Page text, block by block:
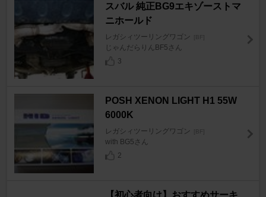
スバル 純正BG9エキゾーストマ
ニホールド
レガシィツーリングワゴン [BF]
じゃんだらりんBF5さん
3
POSH XENON LIGHT H1 55W
6000K
レガシィツーリングワゴン [BF]
with BG5さん
2